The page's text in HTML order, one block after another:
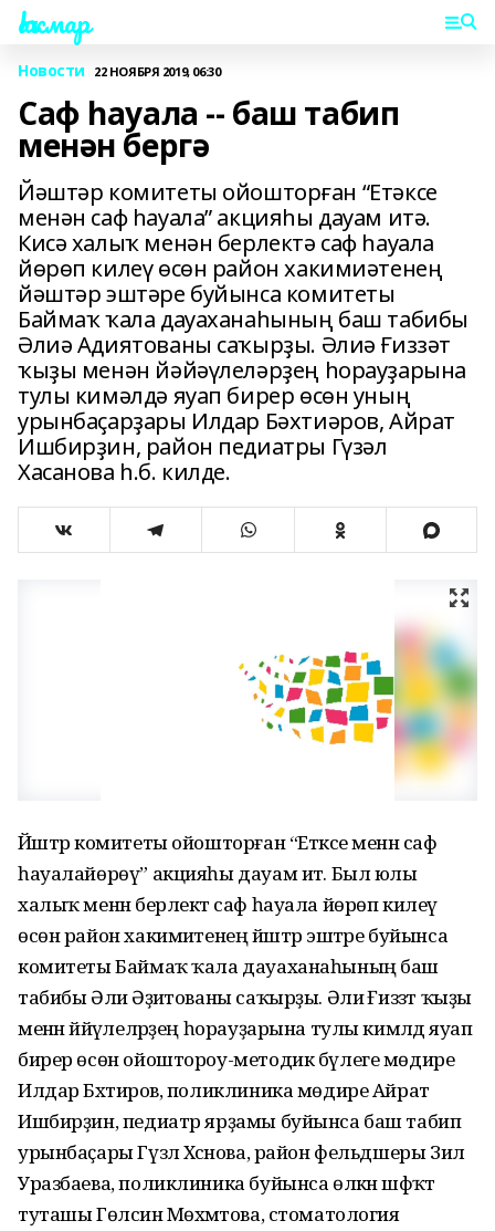
Һаҡмар
Новости 22 НОЯБРЯ 2019, 06:30
Саф һауала -- баш табип
менән бергә
Йәштәр комитеты ойошторған “Етәксе
менән саф һауала” акцияһы дауам итә.
Кисә халыҡ менән берлектә саф һауала
йөрөп килеү өсөн район хакимиәтенең
йәштәр эштәре буйынса комитеты
Баймаҡ ҡала дауаханаһының баш табибы
Әлиә Адиятованы саҡырҙы. Әлиә Ғиззәт
ҡыҙы менән йәйәүлеләрҙең һорауҙарына
тулы кимәлдә яуап бирер өсөн уның
урынбаҫарҙары Илдар Бәхтиәров, Айрат
Ишбирҙин, район педиатры Гүзәл
Хасанова һ.б. килде.
Йәштәр комитеты ойошторған “Етәксе менән саф
һауалайөрөү” акцияһы дауам итә. Был юлы
халыҡ менән берлектә саф һауала йөрөп килеү
өсөн район хакимиәтенең йәштәр эштәре буйынса
комитеты Баймаҡ ҡала дауаханаһының баш
табибы Әлиә Әҙиәтованы саҡырҙы. Әлиә Ғиззәт ҡыҙы
менән йәйәүлеләрҙең һорауҙарына тулы кимәлдә яуап
бирер өсөн ойоштороу-методик бүлеге мөдире
Илдар Бәхтиәров, поликлиника мөдире Айрат
Ишбирҙин, педиатр ярҙамы буйынса баш табип
урынбаҫары Гүзәл Хәсәнова, район фельдшеры Зилә
Уразбаева, поликлиника буйынса өлкән шәфҡәт
туташы Гөлсинә Мөхәмәтова, стоматология